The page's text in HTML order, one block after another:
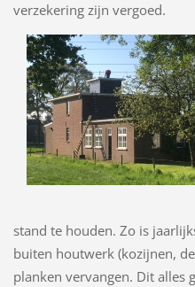
verzekering zijn vergoed.
stand te houden. Zo is
buiten houtwerk (kozijnen,
planken vervangen. Dit alles